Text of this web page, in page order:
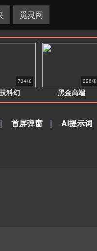
觅灵网
科幻
734张
黑金高端
326张
| 首屏弹窗 | AI提示词